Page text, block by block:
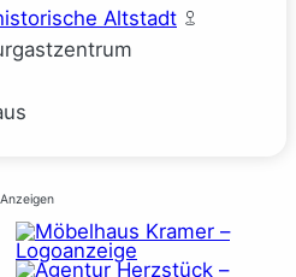
Altstadt
Anzeigen